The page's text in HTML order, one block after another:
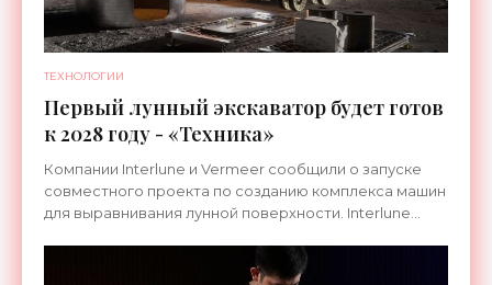
ТЕХНОЛОГИИ
Первый лунный экскаватор будет готов
к 2028 году - «Техника»
Компании Interlune и Vermeer сообщили о запуске
совместного проекта по созданию комплекса машин
для выравнивания лунной поверхности. Interlune